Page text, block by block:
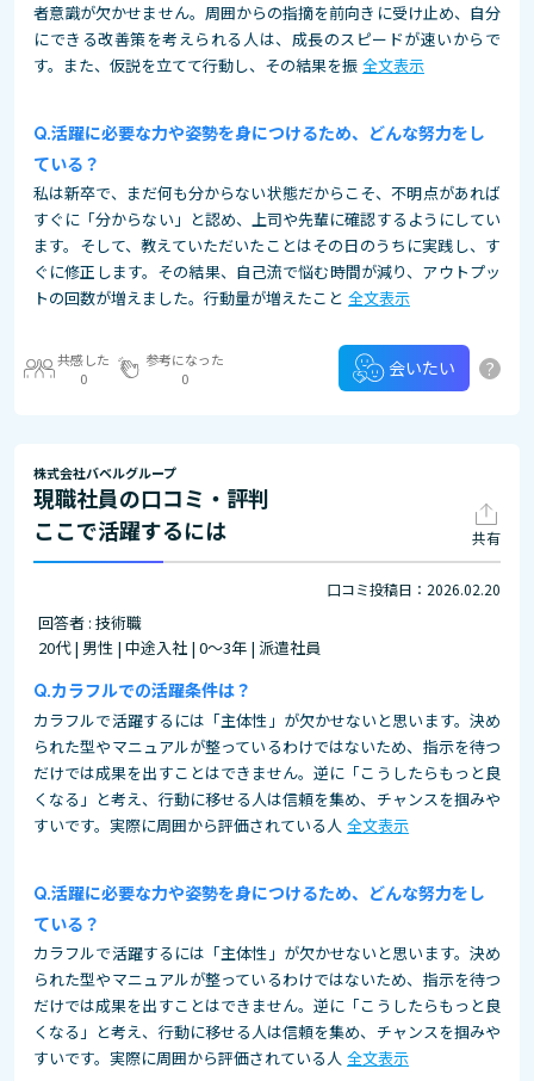
者意識が欠かせません。周囲からの指摘を前向きに受け止め、自分
にできる改善策を考えられる人は、成長のスピードが速いからで
す。また、仮説を立てて行動し、その結果を振 全文表示
活躍に必要な力や姿勢を身につけるため、どんな努力をし
ている？
私は新卒で、まだ何も分からない状態だからこそ、不明点があれば
すぐに「分からない」と認め、上司や先輩に確認するようにしてい
ます。そして、教えていただいたことはその日のうちに実践し、す
ぐに修正します。その結果、自己流で悩む時間が減り、アウトプッ
トの回数が増えました。行動量が増えたこと 全文表示
共感した
0
参考になった
0
会いたい ?
株式会社バベルグループ
現職社員の口コミ・評判
ここで活躍するには
共有
口コミ投稿日：2026.02.20
回答者 : 技術職
20代 | 男性 | 中途入社 | 0～3年 | 派遣社員
カラフルでの活躍条件は？
カラフルで活躍するには「主体性」が欠かせないと思います。決め
られた型やマニュアルが整っているわけではないため、指示を待つ
だけでは成果を出すことはできません。逆に「こうしたらもっと良
くなる」と考え、行動に移せる人は信頼を集め、チャンスを掴みや
すいです。実際に周囲から評価されている人 全文表示
活躍に必要な力や姿勢を身につけるため、どんな努力をし
ている？
カラフルで活躍するには「主体性」が欠かせないと思います。決め
られた型やマニュアルが整っているわけではないため、指示を待つ
だけでは成果を出すことはできません。逆に「こうしたらもっと良
くなる」と考え、行動に移せる人は信頼を集め、チャンスを掴みや
すいです。実際に周囲から評価されている人 全文表示